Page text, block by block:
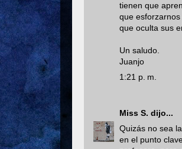
tienen que
que
que oculta sus
Un saludo.
Juanjo
1:21 p. m.
Miss S. dijo...
Quizás no sea
en el punto